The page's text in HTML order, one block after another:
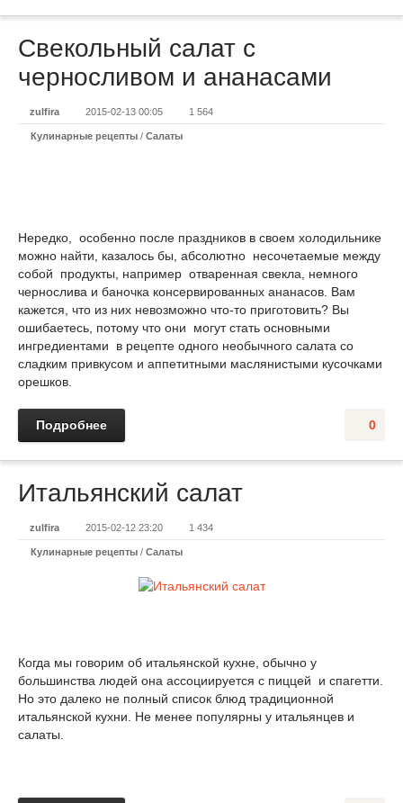
Свекольный салат с
черносливом и ананасами
zulfira 2015-02-13 00:05 1 564
Кулинарные рецепты / Салаты
Нередко, особенно после праздников в своем холодильнике
можно найти, казалось бы, абсолютно несочетаемые между
собой продукты, например отваренная свекла, немного
чернослива и баночка консервированных ананасов. Вам
кажется, что из них невозможно что-то приготовить? Вы
ошибаетесь, потому что они могут стать основными
ингредиентами в рецепте одного необычного салата со
сладким привкусом и аппетитными маслянистыми кусочками
орешков.
0
Подробнее
Итальянский салат
zulfira 2015-02-12 23:20 1 434
Кулинарные рецепты / Салаты
Когда мы говорим об итальянской кухне, обычно у
большинства людей она ассоциируется с пиццей и спагетти.
Но это далеко не полный список блюд традиционной
итальянской кухни. Не менее популярны у итальянцев и
салаты.